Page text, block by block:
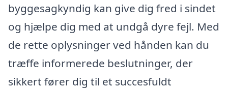
byggesagkyndig kan give dig fred i sindet
og hjælpe dig med at undgå dyre fejl. Med
de rette oplysninger ved hånden kan du
træffe informerede beslutninger, der
sikkert fører dig til et succesfuldt